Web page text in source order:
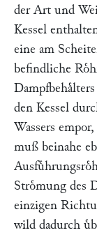
der Art und
Kessel
eine am
befindliche
den Kessel
Wassers
muß beinahe
Stroͤmung des
einzigen
wild dadurch